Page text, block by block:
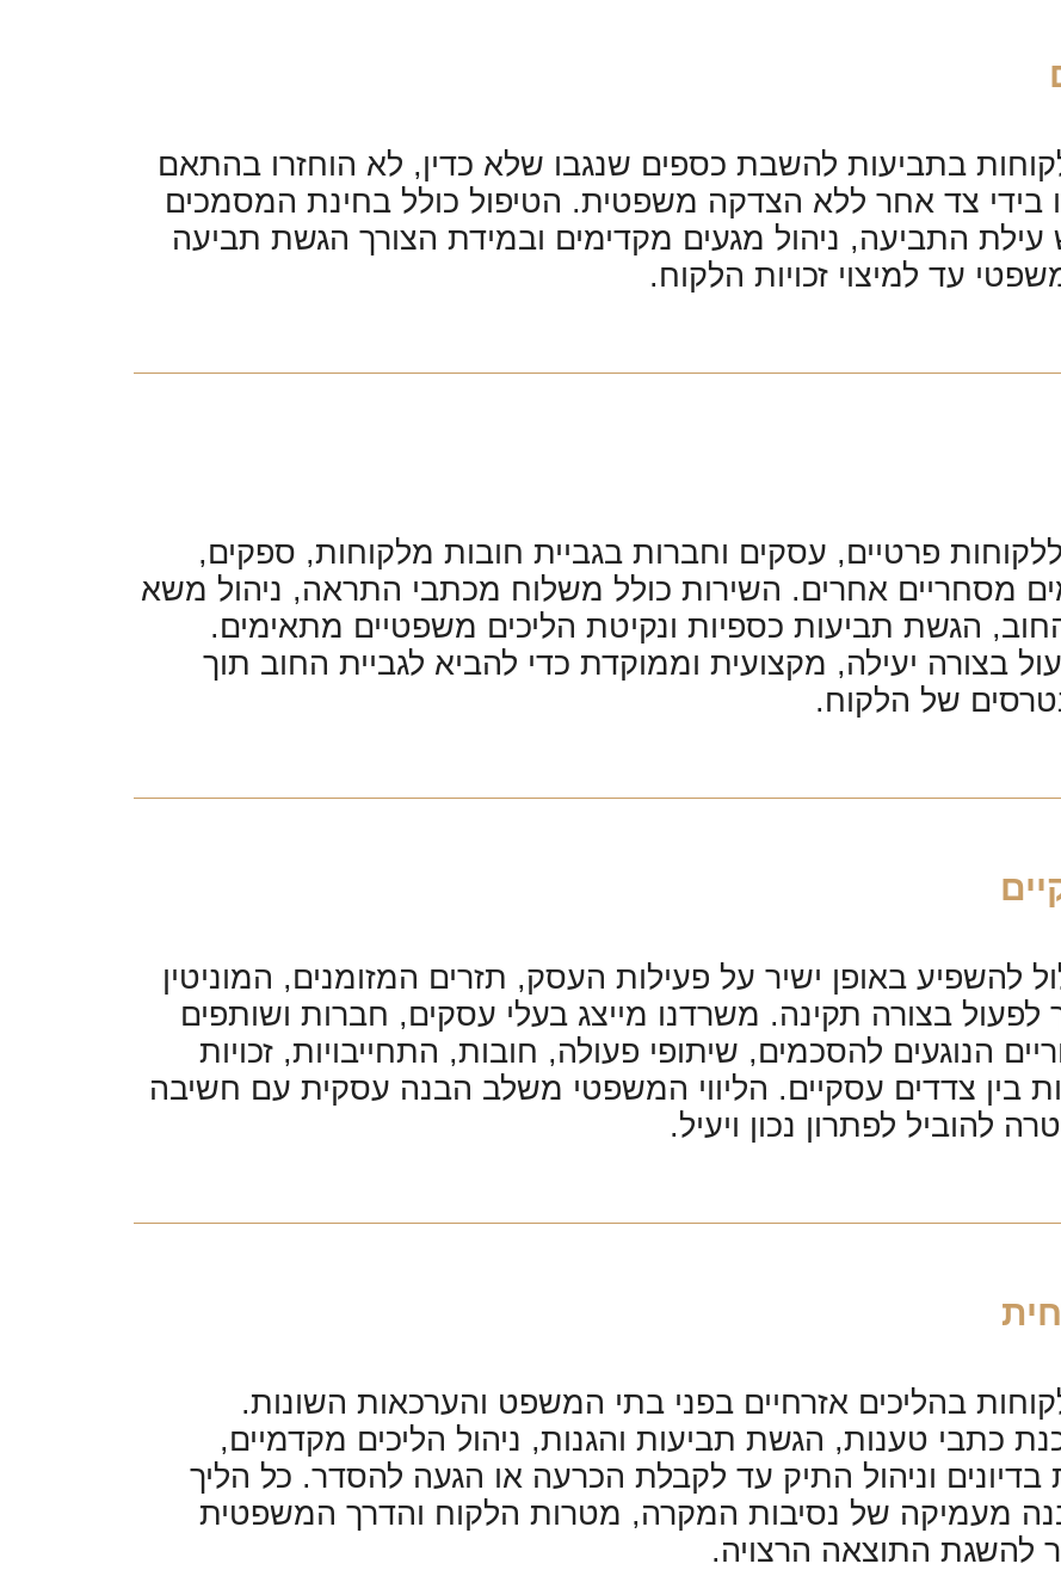
בתביעות להשבת כספים שנגבו שלא כדין, לא הוחזרו בהתאם
בידי צד אחר ללא הצדקה משפטית. הטיפול כולל בחינת המסמכים
עילת התביעה, ניהול מגעים מקדימים ובמידת הצורך הגשת תביעה
עד למיצוי זכויות הלקוח.
פרטיים, עסקים וחברות בגביית חובות מלקוחות, ספקים,
מסחריים אחרים. השירות כולל משלוח מכתבי התראה, ניהול משא
הגשת תביעות כספיות ונקיטת הליכים משפטיים מתאימים.
בצורה יעילה, מקצועית וממוקדת כדי להביא לגביית החוב תוך
של הלקוח.
להשפיע באופן ישיר על פעילות העסק, תזרים המזומנים, המוניטין
לפעול בצורה תקינה. משרדנו מייצג בעלי עסקים, חברות ושותפים
הנוגעים להסכמים, שיתופי פעולה, חובות, התחייבויות, זכויות
בין צדדים עסקיים. הליווי המשפטי משלב הבנה עסקית עם חשיבה
להוביל לפתרון נכון ויעיל.
בהליכים אזרחיים בפני בתי המשפט והערכאות השונות.
כתבי טענות, הגשת תביעות והגנות, ניהול הליכים מקדמיים,
בדיונים וניהול התיק עד לקבלת הכרעה או הגעה להסדר. כל הליך
מעמיקה של נסיבות המקרה, מטרות הלקוח והדרך המשפטית
להשגת התוצאה הרצויה.